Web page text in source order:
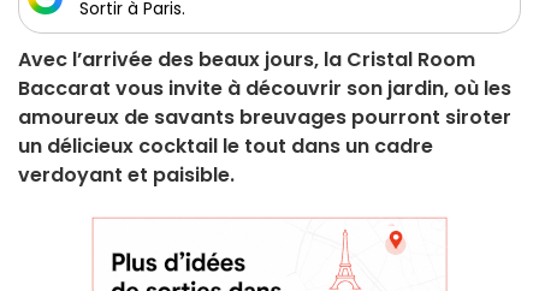
Sortir à Paris.
Avec l’arrivée des beaux jours, la Cristal Room
Baccarat vous invite à découvrir son jardin, où les
amoureux de savants breuvages pourront siroter
un délicieux cocktail le tout dans un cadre
verdoyant et paisible.